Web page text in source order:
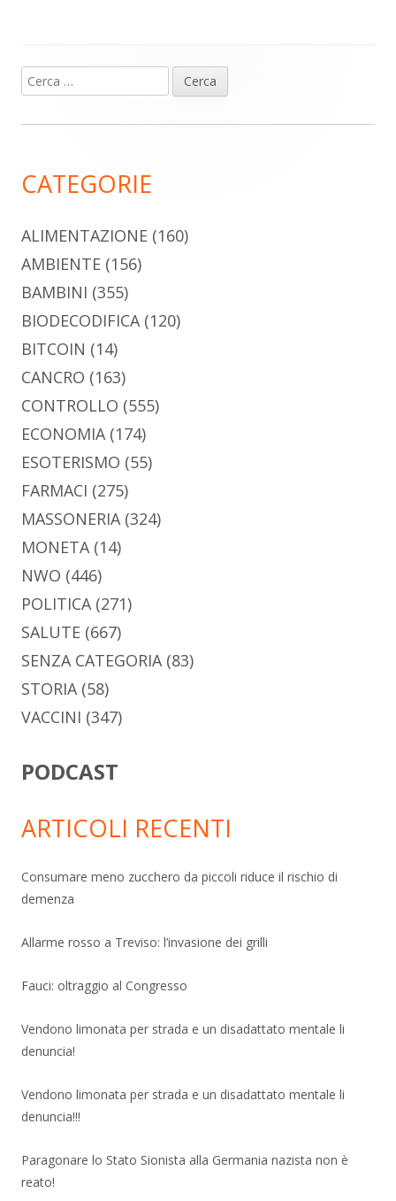
Barra
laterale
Ricerca
per:
CATEGORIE
ALIMENTAZIONE (160)
AMBIENTE (156)
BAMBINI (355)
BIODECODIFICA (120)
BITCOIN (14)
CANCRO (163)
CONTROLLO (555)
ECONOMIA (174)
ESOTERISMO (55)
FARMACI (275)
MASSONERIA (324)
MONETA (14)
NWO (446)
POLITICA (271)
SALUTE (667)
SENZA CATEGORIA (83)
STORIA (58)
VACCINI (347)
PODCAST
ARTICOLI RECENTI
Consumare meno zucchero da piccoli riduce il rischio di
demenza
Allarme rosso a Treviso: l’invasione dei grilli
Fauci: oltraggio al Congresso
Vendono limonata per strada e un disadattato mentale li
denuncia!
Vendono limonata per strada e un disadattato mentale li
denuncia!!!
Paragonare lo Stato Sionista alla Germania nazista non è
reato!